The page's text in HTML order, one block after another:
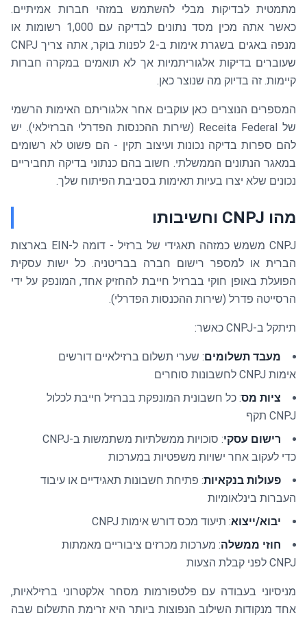
מתמטית לבדיקות מבלי להשתמש במזהי חברות אמיתיים.
כאשר אתה מכין מסד נתונים לבדיקה עם 1,000 רשומות או
מנפה באגים בשגרת אימות ב-2 לפנות בוקר, אתה צריך CNPJ
שעוברים בדיקות אלגוריתמיות אך לא תואמים במקרה חברות
קיימות. זה בדיוק מה שנוצר כאן.
המספרים הנוצרים כאן עוקבים אחר אלגוריתם האימות הרשמי
של Receita Federal (שירות ההכנסות הפדרלי הברזילאי). יש
להם ספרות בדיקה נכונות ועיצוב תקין - הם פשוט לא רשומים
במאגר הנתונים הממשלתי. חשוב בהם כנתוני בדיקה תחביריים
נכונים שלא יצרו בעיות תאימות בסביבת הפיתוח שלך.
מהו CNPJ וחשיבותו
CNPJ משמש כמזהה תאגידי של ברזיל - דומה ל-EIN בארצות
הברית או למספר רישום חברה בבריטניה. כל ישות עסקית
הפועלת באופן חוקי בברזיל חייבת להחזיק אחד, המונפק על ידי
הרסייטה פדרל (שירות ההכנסות הפדרלי).
תיתקל ב-CNPJ כאשר:
מעבד תשלומים: שערי תשלום ברזילאיים דורשים
אימות CNPJ לחשבונות סוחרים
ציות מס: כל חשבונית המונפקת בברזיל חייבת לכלול
CNPJ תקף
רישום עסקי
: סוכויות ממשלתיות משתמשות ב-CNPJ
כדי לעקוב אחר ישויות משפטיות במערכות
פעולות בנקאיות: פתיחת חשבונות תאגידיים או עיבוד
העברות בינלאומיות
יבוא/ייצוא: תיעוד מכס דורש אימות CNPJ
חוזי ממשלה: מערכות מכרזים ציבוריים מאמתות
CNPJ לפני קבלת הצעות
מניסיוני בעבודה עם פלטפורמות מסחר אלקטרוני ברזילאיות,
אחד מנקודות השילוב הנפוצות ביותר היא זרימת התשלום שבה